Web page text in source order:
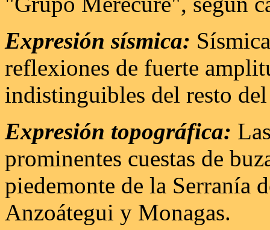
Expresión sísmica:
reflexiones de fuerte
indistinguibles del resto
Expresión topográfica:
prominentes cuestas de
piedemonte de la Serranía
Anzoátegui y Monagas.